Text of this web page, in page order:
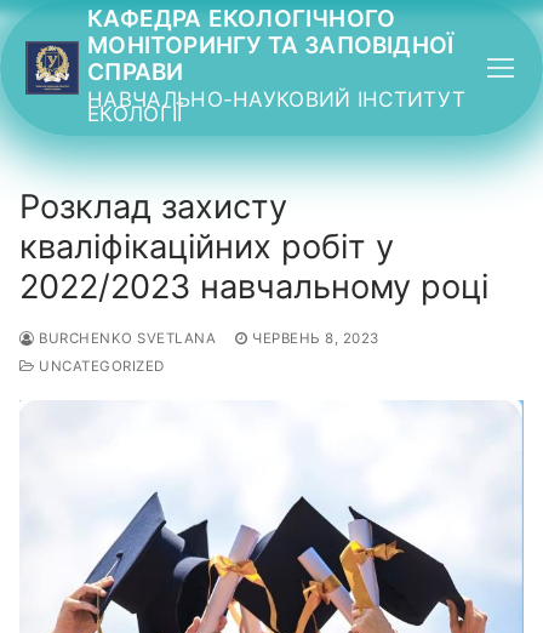
Перейти
до
вмісту
КАФЕДРА ЕКОЛОГІЧНОГО
МОНІТОРИНГУ ТА ЗАПОВІДНОЇ
СПРАВИ
НАВЧАЛЬНО-НАУКОВИЙ ІНСТИТУТ
ЕКОЛОГІЇ
Розклад захисту
кваліфікаційних робіт у
2022/2023 навчальному році
BURCHENKO SVETLANA
ЧЕРВЕНЬ 8, 2023
UNCATEGORIZED